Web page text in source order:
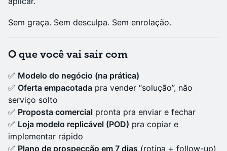
Sem graça. Sem desculpa. Sem enrolação.
O que você vai sair com
✅ Modelo do negócio (na prática)
✅ Oferta empacotada pra vender “solução”, não
serviço solto
✅ Proposta comercial pronta pra enviar e fechar
✅ Loja modelo replicável (POD) pra copiar e
implementar rápido
✅ Plano de prospecção em 7 dias (rotina + follow-up)